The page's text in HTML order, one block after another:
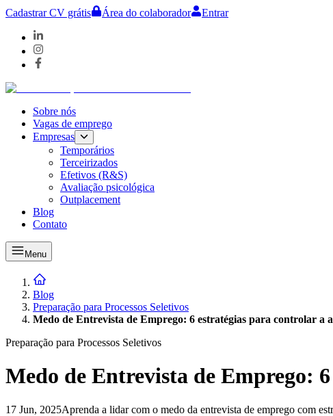
Cadastrar CV grátis Área do colaborador Entrar
Sobre nós
Vagas de emprego
Empresas
Temporários
Terceirizados
Efetivos (R&S)
Avaliação psicológica
Outplacement
Blog
Contato
Menu
Blog
Preparação para Processos Seletivos
Medo de Entrevista de Emprego: 6 estratégias para controlar a
Preparação para Processos Seletivos
Medo de Entrevista de Emprego:
17 Jun, 2025Aprenda a lidar com o medo da entrevista de emprego com